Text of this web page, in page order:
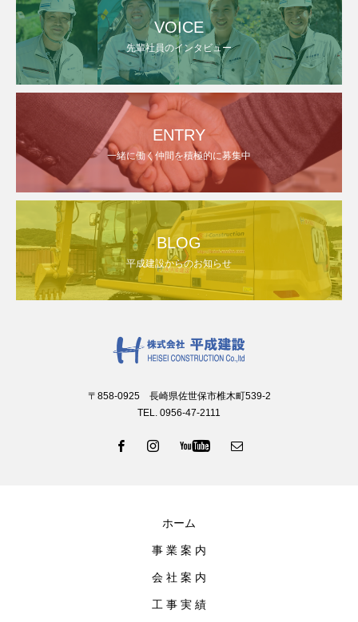
VOICE
先輩社員のインタビュー
ENTRY
一緒に働く仲間を積極的に募集中
BLOG
平成建設からのお知らせ
〒858-0925 長崎県佐世保市椎木町539-2
TEL. 0956-47-2111
ホーム
事 業 案 内
会 社 案 内
工 事 実 績